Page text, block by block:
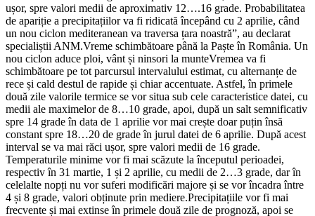
ușor, spre valori medii de aproximativ 12….16 grade. Probabilitatea
de apariție a precipitațiilor va fi ridicată începând cu 2 aprilie, când
un nou ciclon mediteranean va traversa țara noastră”, au declarat
specialiștii ANM.Vreme schimbătoare până la Paște în România. Un
nou ciclon aduce ploi, vânt și ninsori la munteVremea va fi
schimbătoare pe tot parcursul intervalului estimat, cu alternanțe de
rece și cald destul de rapide și chiar accentuate. Astfel, în primele
două zile valorile termice se vor situa sub cele caracteristice datei, cu
medii ale maximelor de 8…10 grade, apoi, după un salt semnificativ
spre 14 grade în data de 1 aprilie vor mai crește doar puțin însă
constant spre 18…20 de grade în jurul datei de 6 aprilie. După acest
interval se va mai răci ușor, spre valori medii de 16 grade.
Temperaturile minime vor fi mai scăzute la începutul perioadei,
respectiv în 31 martie, 1 și 2 aprilie, cu medii de 2…3 grade, dar în
celelalte nopți nu vor suferi modificări majore și se vor încadra între
4 și 8 grade, valori obținute prin mediere.Precipitațiile vor fi mai
frecvente și mai extinse în primele două zile de prognoză, apoi se